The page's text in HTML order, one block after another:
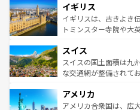
いる。シャンパンの発
香り高いラベンダー畑
らに、パリ以外の地域
れる地方に足を運ぶと
きるだろう。
を参照してほしい。
顔を持つこの国は、ど
ルリンの文化的活気、
してライン川沿いのワ
は、お酒好きな人にはぜひ体
ドイツ情報はコンテン
イギリス
イギリスは、古きよき
トミンスター寺院や大
リアごとに異なる魅力
ティー、ビール好きに
戦など、本場だからこ
ンツ一覧を参照してほし
スイス
スイスの国土面積は九
な交通網が整備されて
の建物がそのまま残る
博物館もあり、アルプ
アメリカ
アメリカ合衆国は、広